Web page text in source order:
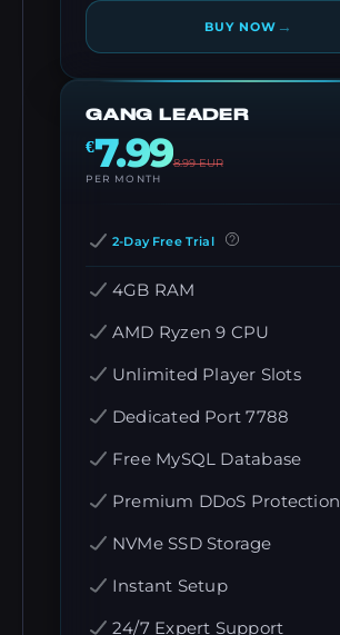
BUY NOW →
GANG LEADER
€7.998.99EUR
PER MONTH
2-Day Free Trial
4GB RAM
AMD Ryzen 9 CPU
Unlimited Player Slots
Dedicated Port 7788
Free MySQL Database
Premium DDoS Protection
NVMe SSD Storage
Instant Setup
24/7 Expert Support